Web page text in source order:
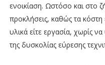
ενοικίαση. Ωστόσο και στο
προκλήσεις, καθώς τα
υλικά είτε εργασία, χωρίς
της δυσκολίας εύρεσης